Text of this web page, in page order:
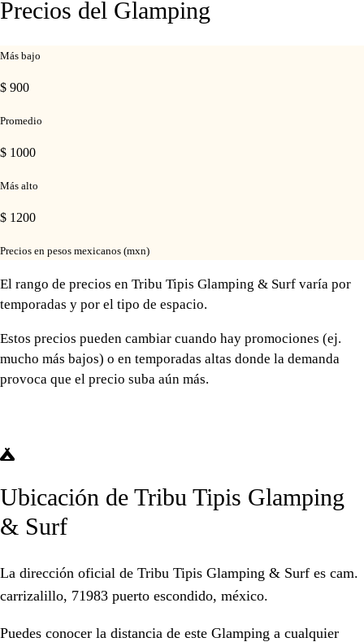
Precios del Glamping
Más bajo
$ 900
Promedio
$ 1000
Más alto
$ 1200
Precios en pesos mexicanos (mxn)
El rango de precios en Tribu Tipis Glamping & Surf varía por
temporadas y por el tipo de espacio.
Estos precios pueden cambiar cuando hay promociones (ej.
mucho más bajos) o en temporadas altas donde la demanda
provoca que el precio suba aún más.
Ubicación de Tribu Tipis Glamping
& Surf
La dirección oficial de Tribu Tipis Glamping & Surf es cam.
carrizalillo, 71983 puerto escondido, méxico.
Puedes conocer la distancia de este Glamping a cualquier